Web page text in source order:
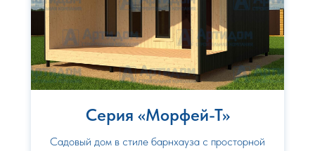
Серия «Морфей-Т»
Садовый дом в стиле барнхауза с просторной